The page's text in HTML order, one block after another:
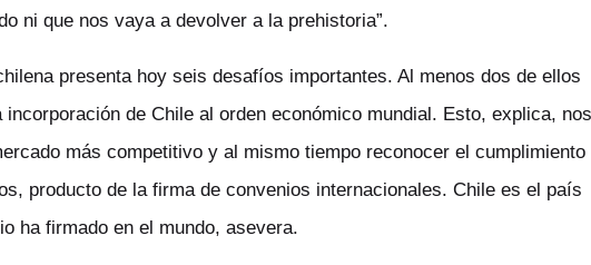
ni que nos vaya a devolver a la prehistoria”.
presenta hoy seis desafíos importantes. Al menos dos de ellos
de Chile al orden económico mundial. Esto, explica, nos
más competitivo y al mismo tiempo reconocer el cumplimiento
producto de la firma de convenios internacionales. Chile es el país
ha firmado en el mundo, asevera.